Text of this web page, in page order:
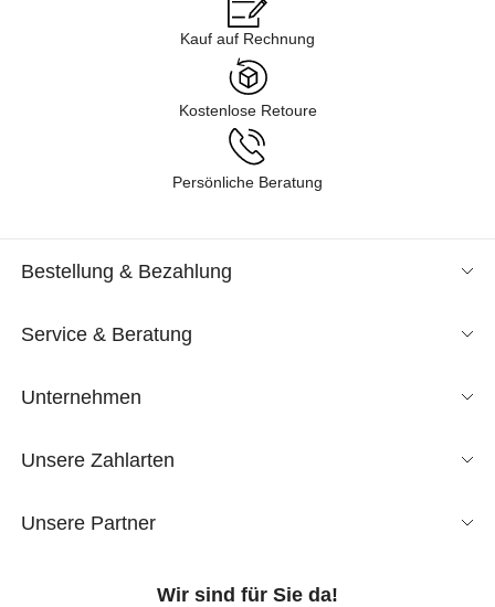
Kauf auf Rechnung
Kostenlose Retoure
Persönliche Beratung
Bestellung & Bezahlung
Service & Beratung
Unternehmen
Unsere Zahlarten
Unsere Partner
Wir sind für Sie da!